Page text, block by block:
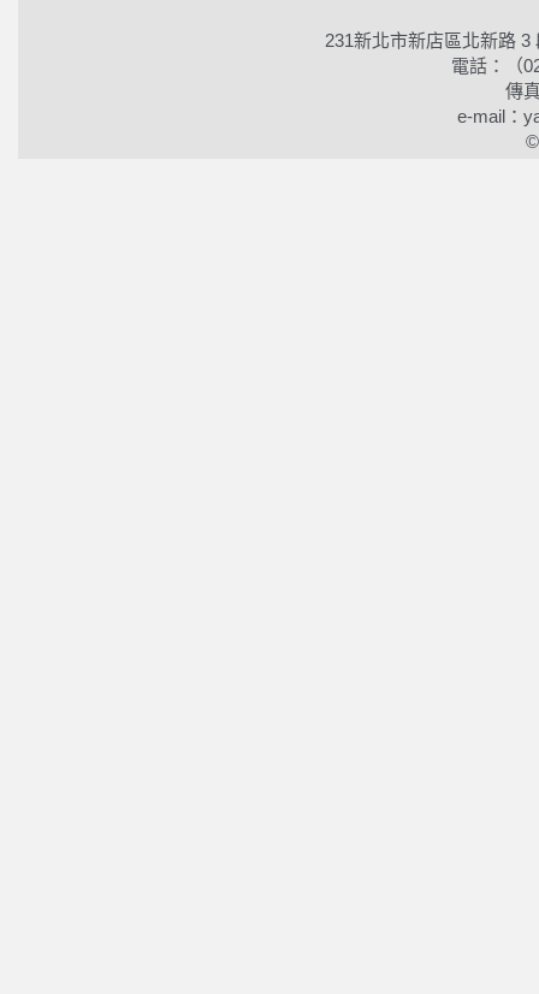
231新北市新店區北新路
電話：（
傳
e-mail：